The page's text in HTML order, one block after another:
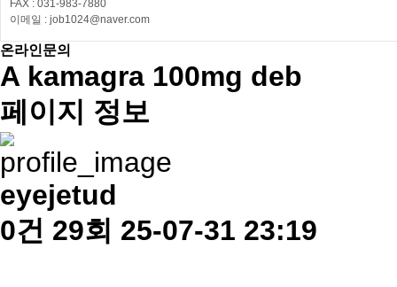
FAX : 031-983-7880
이메일 : job1024@naver.com
온라인문의
A kamagra 100mg deb
페이지 정보
eyejetud
0건 29회 25-07-31 23:19